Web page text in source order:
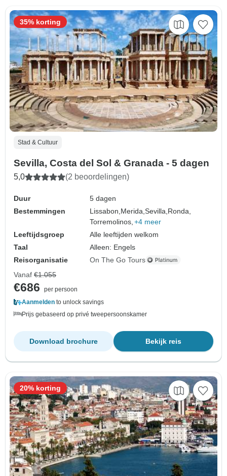
Stad & Cultuur
Sevilla, Costa del Sol & Granada - 5 dagen
5,0 (2 beoordelingen)
Duur
5 dagen
Bestemmingen
Lissabon, Merida,Sevilla, Ronda,
Torremolinos, +4 meer
Leeftijdsgroep
Alle leeftijden welkom
Taal
Alleen: Engels
Reisorganisatie
On The Go Tours
35% korting
Vanaf €1.055
€686
per persoon
Aanmelden to unlock savings
Prijs gebaseerd op privé tweepersoonskamer
Bekijk reis
Download brochure
20% korting